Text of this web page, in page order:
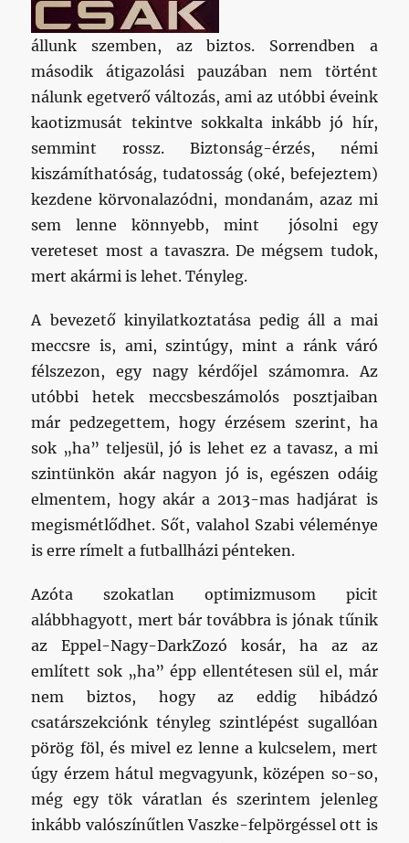
állunk szemben, az biztos. Sorrendben a
második átigazolási pauzában nem történt
nálunk egetverő változás, ami az utóbbi éveink
kaotizmusát tekintve sokkalta inkább jó hír,
semmint rossz. Biztonság-érzés, némi
kiszámíthatóság, tudatosság (oké, befejeztem)
kezdene körvonalazódni, mondanám, azaz mi
sem lenne könnyebb, mint jósolni egy
vereteset most a tavaszra. De mégsem tudok,
mert akármi is lehet. Tényleg.
A bevezető kinyilatkoztatása pedig áll a mai
meccsre is, ami, szintúgy, mint a ránk váró
félszezon, egy nagy kérdőjel számomra. Az
utóbbi hetek meccsbeszámolós posztjaiban
már pedzegettem, hogy érzésem szerint, ha
sok „ha” teljesül, jó is lehet ez a tavasz, a mi
szintünkön akár nagyon jó is, egészen odáig
elmentem, hogy akár a 2013-mas hadjárat is
megismétlődhet. Sőt, valahol Szabi véleménye
is erre rímelt a futballházi pénteken.
Azóta szokatlan optimizmusom picit
alábbhagyott, mert bár továbbra is jónak tűnik
az Eppel-Nagy-DarkZozó kosár, ha az az
említett sok „ha” épp ellentétesen sül el, már
nem biztos, hogy az eddig hibádzó
csatárszekciónk tényleg szintlépést sugallóan
pörög föl, és mivel ez lenne a kulcselem, mert
úgy érzem hátul megvagyunk, középen so-so,
még egy tök váratlan és szerintem jelenleg
inkább valószínűtlen Vaszke-felpörgéssel ott is